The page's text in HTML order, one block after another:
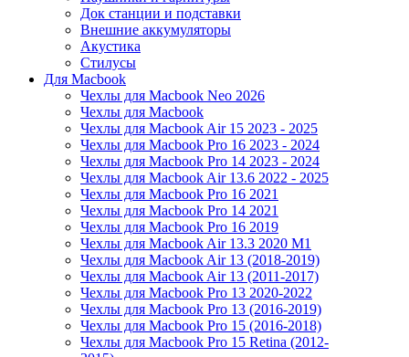
Док станции и подставки
Внешние аккумуляторы
Акустика
Стилусы
Для Macbook
Чехлы для Macbook Neo 2026
Чехлы для Macbook
Чехлы для Macbook Air 15 2023 - 2025
Чехлы для Macbook Pro 16 2023 - 2024
Чехлы для Macbook Pro 14 2023 - 2024
Чехлы для Macbook Air 13.6 2022 - 2025
Чехлы для Macbook Pro 16 2021
Чехлы для Macbook Pro 14 2021
Чехлы для Macbook Pro 16 2019
Чехлы для Macbook Air 13.3 2020 M1
Чехлы для Macbook Air 13 (2018-2019)
Чехлы для Macbook Air 13 (2011-2017)
Чехлы для Macbook Pro 13 2020-2022
Чехлы для Macbook Pro 13 (2016-2019)
Чехлы для Macbook Pro 15 (2016-2018)
Чехлы для Macbook Pro 15 Retina (2012-